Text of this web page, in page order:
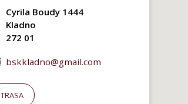
Cyrila Boudy 1444
Kladno
272 01
bskkladno@gmail.com
TRASA